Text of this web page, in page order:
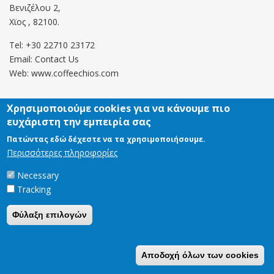
Βενιζέλου 2,
Χϊος , 82100.
Tel: +30 22710 23172
Email: Contact Us
Web: www.coffeechios.com
Οροι χρήσης
Πολιτική επιστροφών
Copyright © 2021 CoffeeChios. All rights reserved.
Χρησιμοποιούμε cookies για να κάνουμε πιο
ευχάριστη την εμπειρία σας
Πατώντας εδώ δέχεστε να τα χρησιμοποιήσουμε.
Περισσότερες πληροφορίες
Necessary
Tracking
Φύλαξη επιλογών
Αποδοχή όλων των cookies